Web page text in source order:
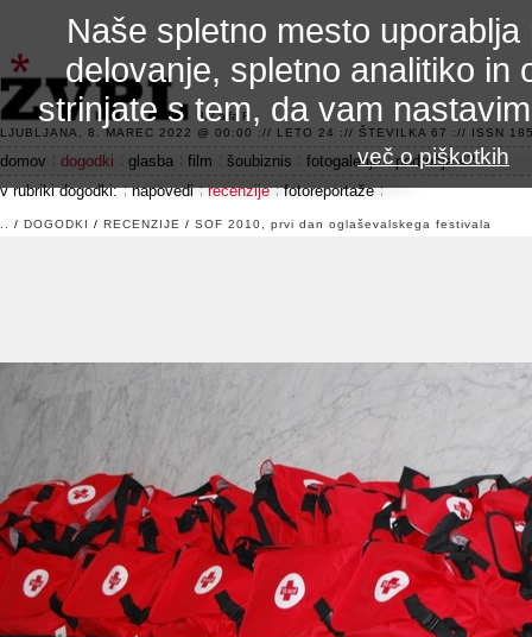
3.2 alfa R
LJUBLJANA, 8. MAREC 2022 @ 00:00 :// LETO 24 :// ŠTEVILKA 67 :// ISSN
domov dogodki glasba film šoubiznis fotogalerije
področje 42
v rubriki dogodki:
napovedi recenzije fotoreportaže
/ DOGODKI / RECENZIJE / SOF 2010, prvi dan oglaševalskega festivala
Naše spletno mesto
delovanje, spletno analitiko in
strinjate s tem, da vam
več o piškotkih